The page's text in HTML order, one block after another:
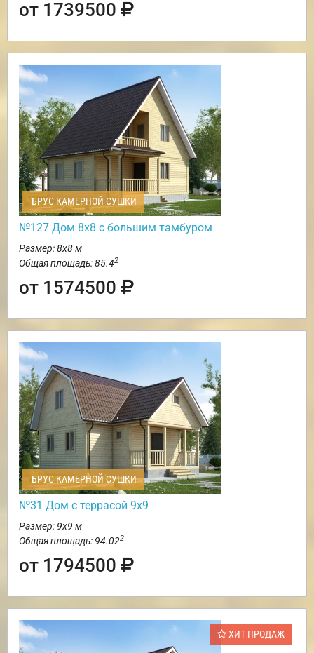
от 1739500
БРУС КАМЕРНОЙ СУШКИ
№127 Дом 8х8 с большим тамбуром
Размер: 8х8 м
Общая площадь: 85.42
от 1574500
БРУС КАМЕРНОЙ СУШКИ
№31 Дом с террасой 9х9
Размер: 9х9 м
Общая площадь: 94.022
от 1794500
ХИТ ПРОДАЖ